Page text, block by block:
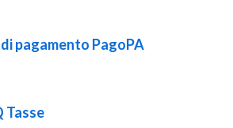
pagamento PagoPA
Tasse